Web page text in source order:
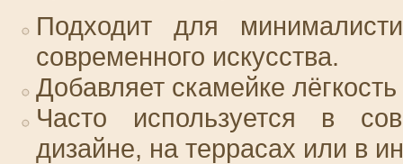
Подходит для
современного искусства.
Добавляет скамейке
Часто используется в
дизайне, на террасах или в